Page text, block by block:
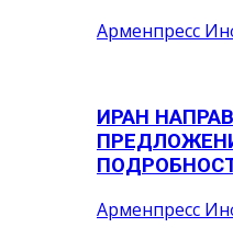
Арменпресс
ИРАН
Арменпресс